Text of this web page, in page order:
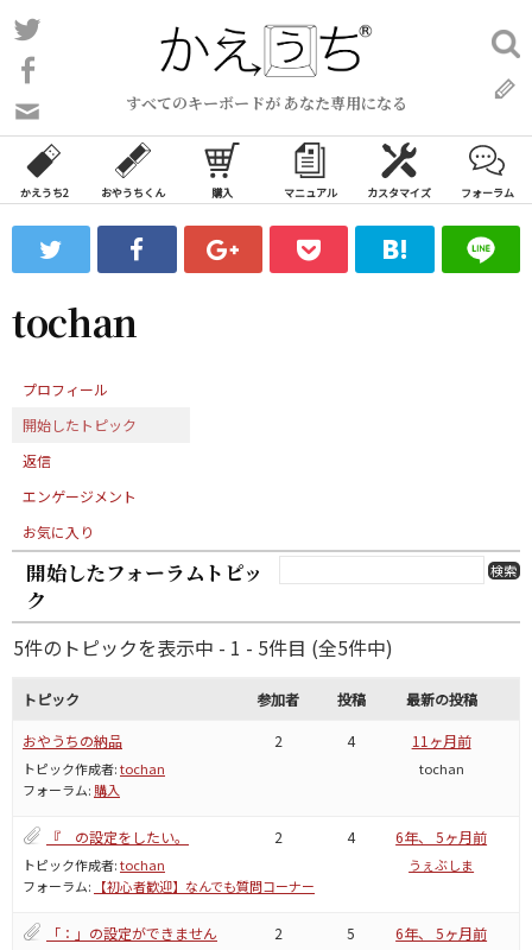
コ
ン
ン
ツ
ス
ッ
すべてのキーボードが あなた専用になる
い
合
わ
フ
ォ
ム
検
索:
かえうち2 おやうちくん 購入 マニュアル カスタマイズ フォーラム
tochan
プロフィール
開始したトピック
返信
エンゲージメント
お気に入り
開始したフォーラムトピッ
ク
5件のトピックを表示中 - 1 - 5件目 (全5件中)
トピック 参加者 投稿 最新の投稿
おやうちの納品
トピック作成者:tochan
フォーラム: 購入
2 4 11ヶ月前
tochan
『 の設定をしたい。
トピック作成者:tochan
フォーラム:
【初心者歓迎】なんでも質問コーナー
2 4 6年、 5ヶ月前
うぇぶしま
「：」の設定ができません 2 5 6年、 5ヶ月前